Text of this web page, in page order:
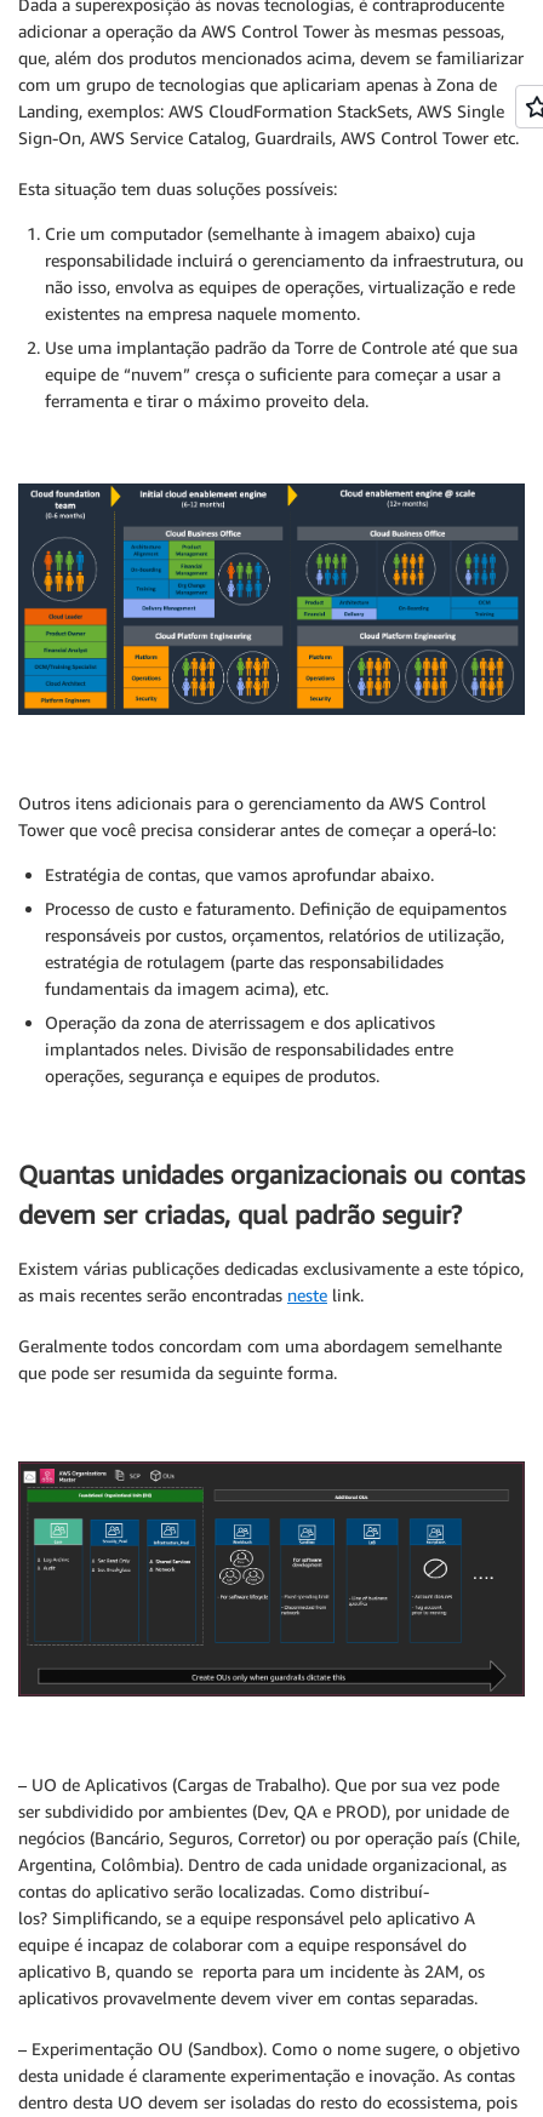
Dada a superexposição às novas tecnologias, é contraproducente
adicionar a operação da AWS Control Tower às mesmas pessoas,
que, além dos produtos mencionados acima, devem se familiarizar
com um grupo de tecnologias que aplicariam apenas à Zona de
Landing, exemplos: AWS CloudFormation StackSets, AWS Single
Sign-On, AWS Service Catalog, Guardrails, AWS Control Tower etc.
Esta situação tem duas soluções possíveis:
Crie um computador (semelhante à imagem abaixo) cuja
responsabilidade incluirá o gerenciamento da infraestrutura, ou
não isso, envolva as equipes de operações, virtualização e rede
existentes na empresa naquele momento.
Use uma implantação padrão da Torre de Controle até que sua
equipe de “nuvem” cresça o suficiente para começar a usar a
ferramenta e tirar o máximo proveito dela.
Outros itens adicionais para o gerenciamento da AWS Control
Tower que você precisa considerar antes de começar a operá-lo:
Estratégia de contas, que vamos aprofundar abaixo.
Processo de custo e faturamento. Definição de equipamentos
responsáveis por custos, orçamentos, relatórios de utilização,
estratégia de rotulagem (parte das responsabilidades
fundamentais da imagem acima), etc.
Operação da zona de aterrissagem e dos aplicativos
implantados neles. Divisão de responsabilidades entre
operações, segurança e equipes de produtos.
Quantas unidades organizacionais ou contas
devem ser criadas, qual padrão seguir?
Existem várias publicações dedicadas exclusivamente a este tópico,
as mais recentes serão encontradas neste link.
Geralmente todos concordam com uma abordagem semelhante
que pode ser resumida da seguinte forma.
– UO de Aplicativos (Cargas de Trabalho). Que por sua vez pode
ser subdividido por ambientes (Dev, QA e PROD), por unidade de
negócios (Bancário, Seguros, Corretor) ou por operação país (Chile,
Argentina, Colômbia). Dentro de cada unidade organizacional, as
contas do aplicativo serão localizadas. Como distribuí-
los? Simplificando, se a equipe responsável pelo aplicativo A
equipe é incapaz de colaborar com a equipe responsável do
aplicativo B, quando se reporta para um incidente às 2AM, os
aplicativos provavelmente devem viver em contas separadas.
– Experimentação OU (Sandbox). Como o nome sugere, o objetivo
desta unidade é claramente experimentação e inovação. As contas
dentro desta UO devem ser isoladas do resto do ecossistema, pois